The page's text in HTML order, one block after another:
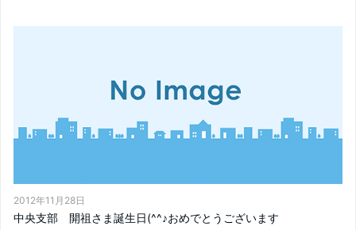
2012年11月28日
中央支部 開祖さま誕生日(^^♪おめでとうございます